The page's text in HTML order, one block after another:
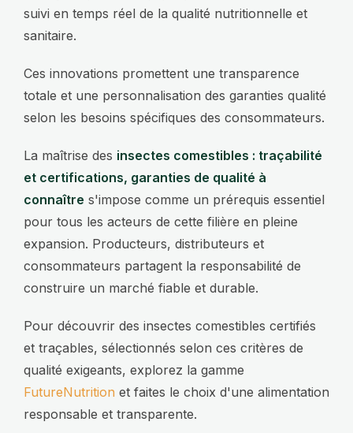
suivi en temps réel de la qualité nutritionnelle et
sanitaire.
Ces innovations promettent une transparence
totale et une personnalisation des garanties qualité
selon les besoins spécifiques des consommateurs.
La maîtrise des insectes comestibles : traçabilité
et certifications, garanties de qualité à
connaître s'impose comme un prérequis essentiel
pour tous les acteurs de cette filière en pleine
expansion. Producteurs, distributeurs et
consommateurs partagent la responsabilité de
construire un marché fiable et durable.
Pour découvrir des insectes comestibles certifiés
et traçables, sélectionnés selon ces critères de
qualité exigeants, explorez la gamme
FutureNutrition et faites le choix d'une alimentation
responsable et transparente.